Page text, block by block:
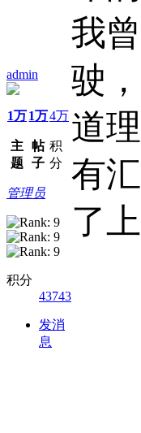
admin
1万
主
题
1万
帖
子
4万
积
分
管理员
积分
43743
发消
息
我
驶
道
有
了